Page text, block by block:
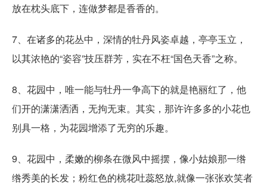
放在枕头底下，连做梦都是香香的。
7、在诸多的花丛中，深情的牡丹风姿卓越，亭亭玉立，
以其浓艳的“姿容”技压群芳，实在不枉“国色天香”之称。
8、花园中，唯一能与牡丹一争高下的就是艳丽红了，他
们开的潇潇洒洒，无拘无束。其实，那许许多多的小花也
别具一格，为花园增添了无穷的乐趣。
9、花园中，柔嫩的柳条在微风中摇摆，像小姑娘那一绺
绺秀美的长发；粉红色的桃花吐蕊怒放,就像一张张欢笑者